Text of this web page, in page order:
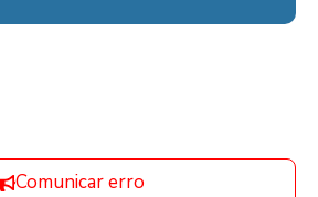
Comunicar erro